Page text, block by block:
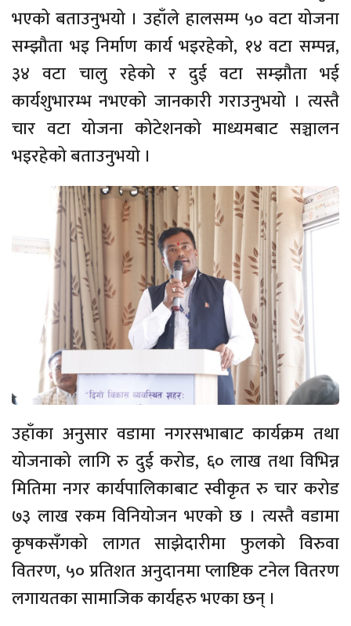
भएको बताउनुभयो । उहाँले हालसम्म ५० वटा योजना
सम्झौता भइ निर्माण कार्य भइरहेको, १४ वटा सम्पन्न,
३४ वटा चालु रहेको र दुई वटा सम्झौता भई
कार्यशुभारम्भ नभएको जानकारी गराउनुभयो । त्यस्तै
चार वटा योजना कोटेशनको माध्यमबाट सञ्चालन
भइरहेको बताउनुभयो ।
उहाँका अनुसार वडामा नगरसभाबाट कार्यक्रम तथा
योजनाको लागि रु दुई करोड, ६० लाख तथा विभिन्न
मितिमा नगर कार्यपालिकाबाट स्वीकृत रु चार करोड
७३ लाख रकम विनियोजन भएको छ । त्यस्तै वडामा
कृषकसँगको लागत साझेदारीमा फुलको विरुवा
वितरण, ५० प्रतिशत अनुदानमा प्लाष्टिक टनेल वितरण
लगायतका सामाजिक कार्यहरु भएका छन् ।